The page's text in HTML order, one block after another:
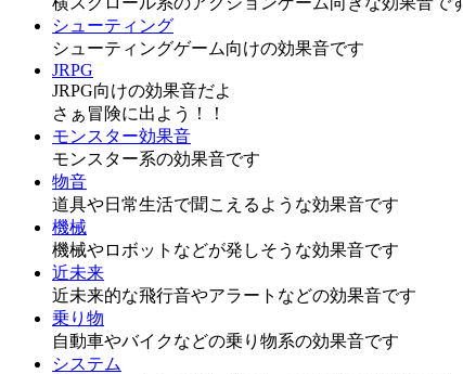
シューティング
シューティングゲーム向けの効果音です
JRPG
JRPG向けの効果音だよ
さぁ冒険に出よう！！
モンスター効果音
モンスター系の効果音です
物音
道具や日常生活で聞こえるような効果音です
機械
機械やロボットなどが発しそうな効果音です
近未来
近未来的な飛行音やアラートなどの効果音です
乗り物
自動車やバイクなどの乗り物系の効果音です
システム